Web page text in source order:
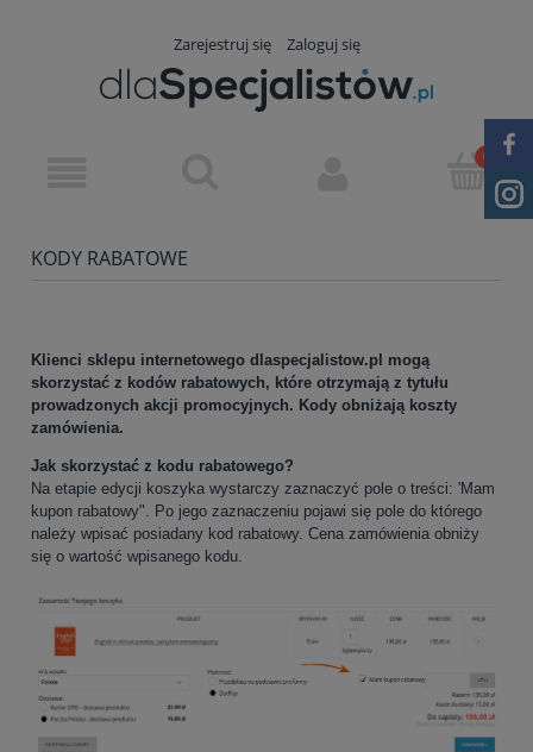
Zarejestruj się Zaloguj się
KODY RABATOWE
Klienci sklepu internetowego dlaspecjalistow.pl mogą
skorzystać z kodów rabatowych, które otrzymają z tytułu
prowadzonych akcji promocyjnych. Kody obniżają koszty
zamówienia.
Jak skorzystać z kodu rabatowego?
Na etapie edycji koszyka wystarczy zaznaczyć pole o treści: 'Mam
kupon rabatowy". Po jego zaznaczeniu pojawi się pole do którego
należy wpisać posiadany kod rabatowy. Cena zamówienia obniży
się o wartość wpisanego kodu.